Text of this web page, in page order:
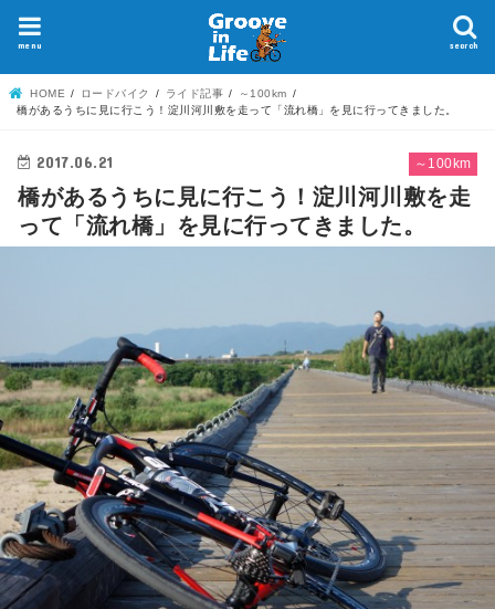
search
menu
HOME ロードバイク ライド記事
～100km
橋があるうちに見に行こう！淀川河川敷を走って「流れ橋」を見に行ってきました。
～100km
2017.06.21
橋があるうちに見に行こう！淀川河川敷を走
って「流れ橋」を見に行ってきました。